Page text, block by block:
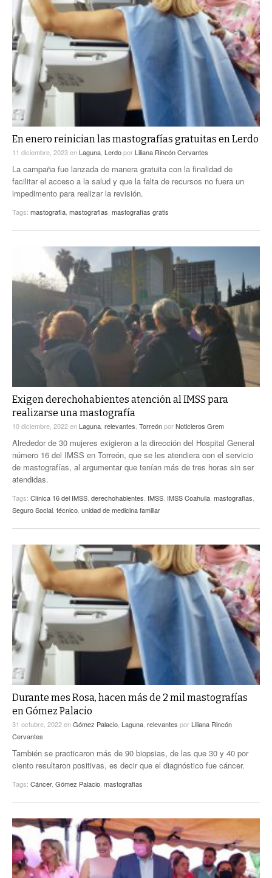
En enero reinician las mastografías gratuitas en Lerdo
11 diciembre, 2023en Laguna, Lerdopor Liliana Rincón Cervantes
La campaña fue lanzada de manera gratuita con la finalidad de
facilitar el acceso a la salud y que la falta de recursos no fuera un
impedimento para realizar la revisión.
Tags: mastografia, mastografias, mastografías gratis
Exigen derechohabientes atención al IMSS para
realizarse una mastografía
10 diciembre, 2022en Laguna relevantes TorreónporNoticieros Grem
Alrededor de 30 mujeres exigieron a la dirección del Hospital General
número 16 del IMSS en Torreón, que se les atendiera con el servicio
de mastografías, al argumentar que tenían más de tres horas sin ser
atendidas.
Tags: Clínica 16 del IMSS derechohabientes IMSS IMSS Coahuila mastografias
Seguro Social técnico unidad de medicina familiar
Durante mes Rosa, hacen más de 2 mil mastografías
en Gómez Palacio
31 octubre, 2022enGómez Palacio Laguna relevantes por Liliana Rincón
Cervantes
También se practicaron más de 90 biopsias, de las que 30 y 40 por
ciento resultaron positivas, es decir que el diagnóstico fue cáncer.
Tags: Cáncer, Gómez Palacio mastografias